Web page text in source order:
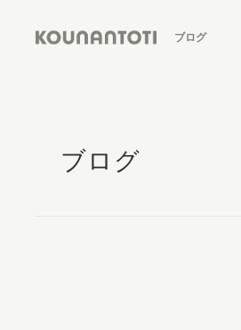
ブログ
ブログ